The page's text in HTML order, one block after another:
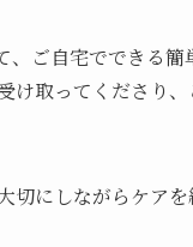
ご自宅でできる簡
け取ってくださり
にしながらケア